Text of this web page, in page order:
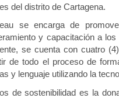
del distrito de Cartagena.
se encarga de
y capacitación a
se cuenta con cuatro
de todo el proceso de
y lenguaje utilizando la
de sostenibilidad es la